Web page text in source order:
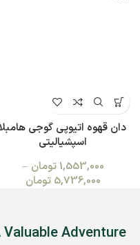
دان قهوه اتیوپی گوجی هامبلا
اسپشیالیتی
1,553,000تومان –
5,736,000 تومان
Valuable Adventure